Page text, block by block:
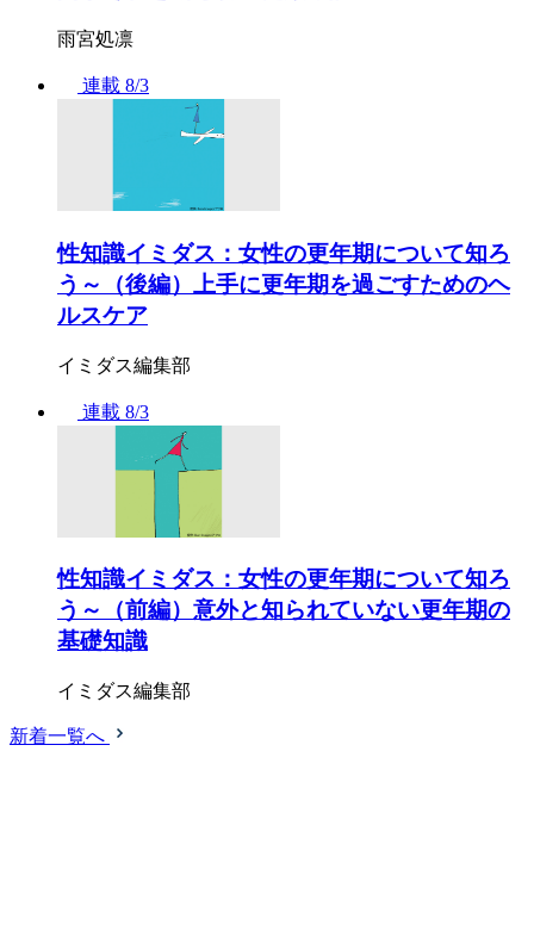
雨宮処凛
連載 8/3
性知識イミダス：女性の更年期について知ろ
う～（後編）上手に更年期を過ごすためのヘ
ルスケア
イミダス編集部
連載 8/3
性知識イミダス：女性の更年期について知ろ
う～（前編）意外と知られていない更年期の
基礎知識
イミダス編集部
新着一覧へ